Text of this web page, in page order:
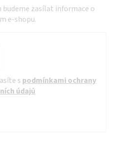
budeme zasílat informace o
e-shopu.
s podmínkami ochrany
údajů